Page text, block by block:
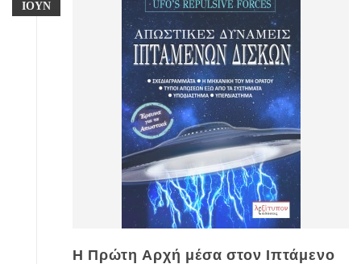
ΙΟΎΝ
Η Πρώτη Αρχή μέσα στον Ιπτάμενο